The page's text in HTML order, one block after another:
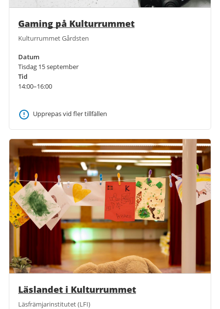
Gaming på Kulturrummet
Kulturrummet Gårdsten
Datum
Tisdag 15 september
Tid
14:00–16:00
Upprepas vid fler tillfällen
Läslandet i Kulturrummet
Läsfrämjarinstitutet (LFI)